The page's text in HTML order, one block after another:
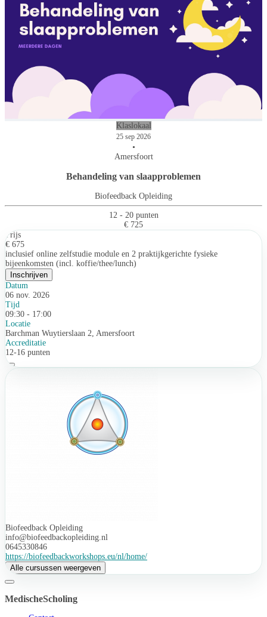
Klaslokaal
25 sep 2026
•
Amersfoort
Behandeling van slaapproblemen
Biofeedback Opleiding
12 - 20 punten
€ 725
Prijs
€ 675
inclusief online zelfstudie module en 2 praktijkgerichte fysieke
bijeenkomsten (incl. koffie/thee/lunch)
Inschrijven
Datum
06 nov. 2026
Tijd
09:30 - 17:00
Locatie
Barchman Wuytierslaan 2, Amersfoort
Accreditatie
12-16 punten
Biofeedback Opleiding
info@biofeedbackopleiding.nl
0645330846
https://biofeedbackworkshops.eu/nl/home/
Alle cursussen weergeven
MedischeScholing